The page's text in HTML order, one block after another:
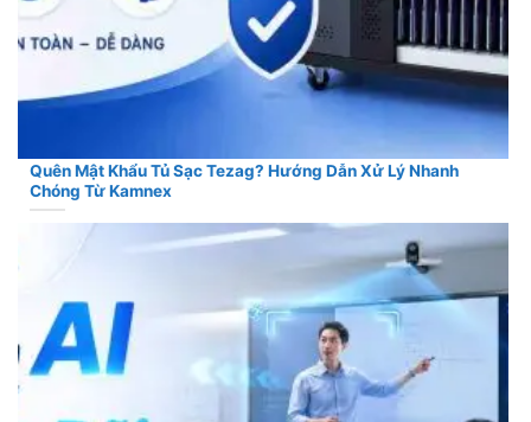
Quên Mật Khẩu Tủ Sạc Tezag? Hướng Dẫn Xử Lý Nhanh
Chóng Từ Kamnex